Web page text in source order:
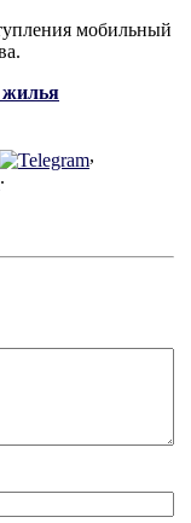
мобильный
жилья
,
.